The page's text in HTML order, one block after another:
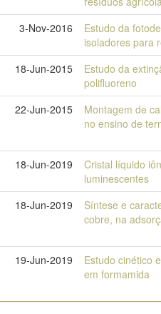
3-Nov-2016
Estudo da
isoladores para
18-Jun-2015
Estudo da
polifluoreno
22-Jun-2015
Montagem de
no ensino de
18-Jun-2019
Cristal líquido
luminescentes
18-Jun-2019
Síntese e
cobre, na
19-Jun-2019
Estudo cinético
em formamida